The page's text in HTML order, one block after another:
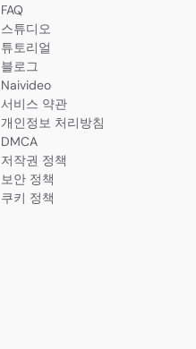
FAQ
스튜디오
튜토리얼
블로그
Naivideo
서비스 약관
개인정보 처리방침
DMCA
저작권 정책
보안 정책
쿠키 정책